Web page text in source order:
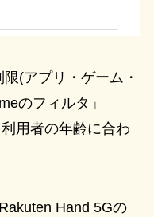
(アプリ・ゲーム・
のフィルタ」
用者の年齢に合わ
Hand 5Gの